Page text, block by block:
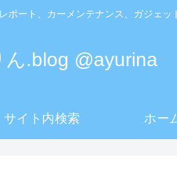
ート、カーメンテナンス、ガジェッ
.blog @ayurina
サイト内検索 ホー